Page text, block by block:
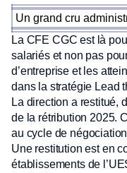
Un grand cru
La CFE CGC est là
salariés et non pas
d’entreprise et les
dans la stratégie Lead
La direction a restitué,
de la rétribution 2025.
au cycle de
Une restitution est en
établissements de